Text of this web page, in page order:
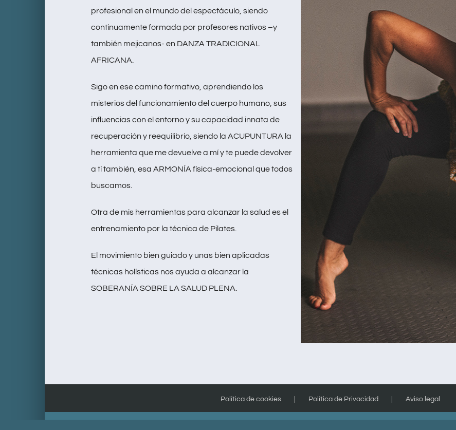
profesional en el mundo del espectáculo, siendo
continuamente formada por profesores nativos –y
también mejicanos- en DANZA TRADICIONAL
AFRICANA.
Sigo en ese camino formativo, aprendiendo los
misterios del funcionamiento del cuerpo humano, sus
influencias con el entorno y su capacidad innata de
recuperación y reequilibrio, siendo la ACUPUNTURA la
herramienta que me devuelve a mí y te puede devolver
a tí también, esa ARMONÍA física-emocional que todos
buscamos.
Otra de mis herramientas para alcanzar la salud es el
entrenamiento por la técnica de Pilates.
El movimiento bien guiado y unas bien aplicadas
técnicas holísticas nos ayuda a alcanzar la
SOBERANÍA SOBRE LA SALUD PLENA.
Política de cookies Política de Privacidad Aviso legal